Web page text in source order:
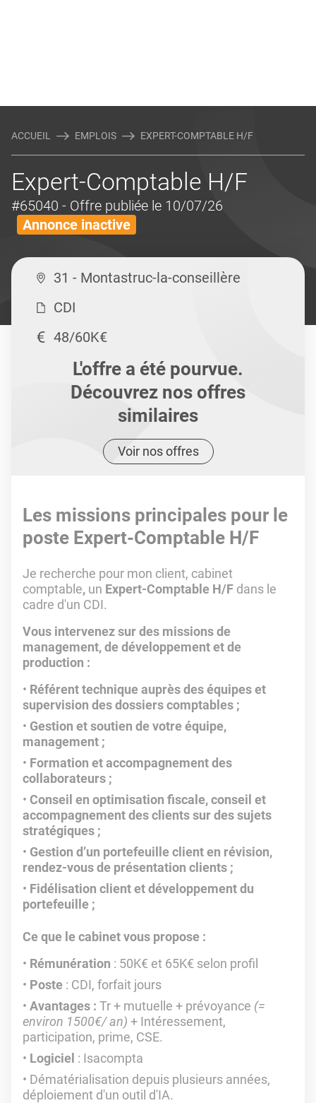
ACCUEIL EMPLOIS EXPERT-COMPTABLE H/F
Expert-Comptable H/F
#65040 - Offre publiée le 10/07/26
Annonce inactive
31 - Montastruc-la-conseillère
CDI
48/60K€
L'offre a été pourvue.
Découvrez nos offres
similaires
Voir nos offres
Les missions principales pour le
poste Expert-Comptable H/F
Je recherche pour mon client, cabinet
comptable, un Expert-Comptable H/F dans le
cadre d'un CDI.
Vous intervenez sur des missions de
management, de développement et de
production :
Référent technique auprès des équipes et
supervision des dossiers comptables ;
Gestion et soutien de votre équipe,
management ;
Formation et accompagnement des
collaborateurs ;
Conseil en optimisation fiscale, conseil et
accompagnement des clients sur des sujets
stratégiques ;
Gestion d’un portefeuille client en révision,
rendez-vous de présentation clients ;
Fidélisation client et développement du
portefeuille ;
Ce que le cabinet vous propose :
Rémunération : 50K€ et 65K€ selon profil
Poste : CDI, forfait jours
Avantages : Tr + mutuelle + prévoyance (=
environ 1500€/ an) + Intéressement,
participation, prime, CSE.
Logiciel : Isacompta
Dématérialisation depuis plusieurs années,
déploiement d'un outil d'IA.